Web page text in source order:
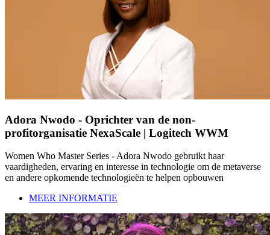
Adora Nwodo - Oprichter van de non-
profitorganisatie NexaScale | Logitech WWM
Women Who Master Series - Adora Nwodo gebruikt haar
vaardigheden, ervaring en interesse in technologie om de metaverse
en andere opkomende technologieën te helpen opbouwen
MEER INFORMATIE